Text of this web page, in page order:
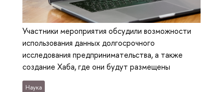
Участники мероприятия обсудили возможности
использования данных долгосрочного
исследования предпринимательства, а также
создание Хаба, где они будут размещены
Наука